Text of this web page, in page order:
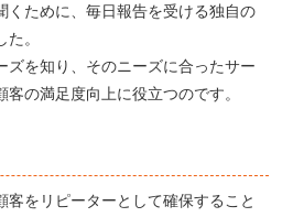
くために、毎日報告を受ける独自の
。
ズを知り、そのニーズに合ったサー
の満足度向上に役立つのです。
客をリピーターとして確保すること